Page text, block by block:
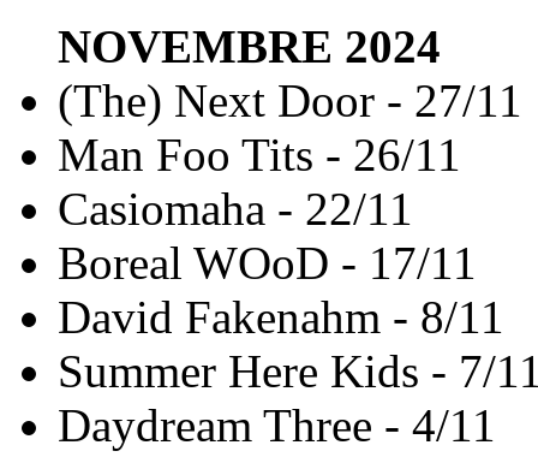
NOVEMBRE 2024
(The) Next Door - 27/11
Man Foo Tits - 26/11
Casiomaha - 22/11
Boreal WOoD - 17/11
David Fakenahm - 8/11
Summer Here Kids - 7/
Daydream Three - 4/11